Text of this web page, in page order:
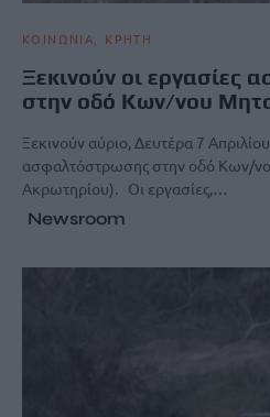
ΚΟΙΝΩΝΙΑ ΚΡΗΤΗ
Ξεκινούν οι εργασίες
στην οδό Κων/νου
Ξεκινούν αύριο, Δευτέρα 7
ασφαλτόστρωσης στην οδό Κων/
Ακρωτηρίου). Οι εργασίες,…
Newsroom